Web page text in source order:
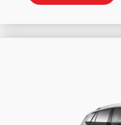
588 €.
800 €.